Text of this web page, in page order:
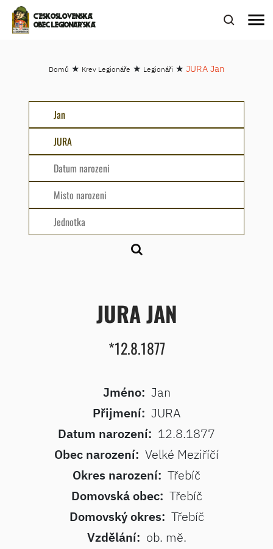
ČESKOSLOVENSKÁ
OBEC LEGIONÁŘSKÁ
menu
Domů ★ Krev Legionáře ★ Legionáři ★ JURA Jan
JURA JAN
*12.8.1877
Jméno: Jan
Přijmení: JURA
Datum narození: 12.8.1877
Obec narození: Velké Meziříčí
Okres narození: Třebíč
Domovská obec: Třebíč
Domovský okres: Třebíč
Vzdělání: ob. mě.